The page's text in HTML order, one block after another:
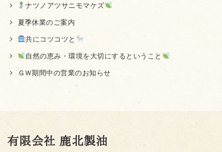
ナツノアツサニモマケズ
夏季休業のご案内
共にコツコツと
自然の恵み・環境を大切にするということ
ＧＷ期間中の営業のお知らせ
有限会社 鹿北製油